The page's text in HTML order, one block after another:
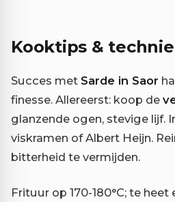
Kooktips &
Succes met Sarde in Saor
finesse. Allereerst: koop de
glanzende ogen, stevige lijf.
viskramen of Albert Heijn.
bitterheid te vermijden.
Frituur op 170-180°C; te